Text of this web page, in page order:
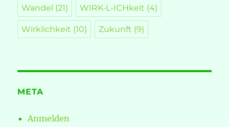
Wandel (21) WIRK-L-ICHkeit (4)
Wirklichkeit (10) Zukunft (9)
META
Anmelden